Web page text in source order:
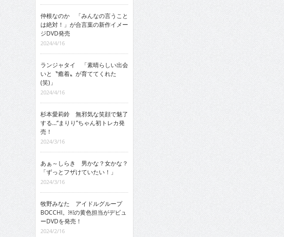
仲根なのか 「みんなの言うこと
は絶対！」が合言葉の新作イメー
ジDVD発売
2024/4/16
ランジャタイ 「素晴らしい出会
いと〝癒着〟が育ててくれた
(笑)」
2024/4/16
杉本愛莉鈴 無邪気な笑顔で魅了
する…“まりり”ちゃん初トレカ発
売！
2024/3/16
あぁ～しらき 男かな？女かな？
「ずっとフザけていたい！」
2024/3/16
牧野みなた アイドルグループ
BOCCHI。￼の黄色担当がデビュ
ーDVDを発売！
2024/2/16